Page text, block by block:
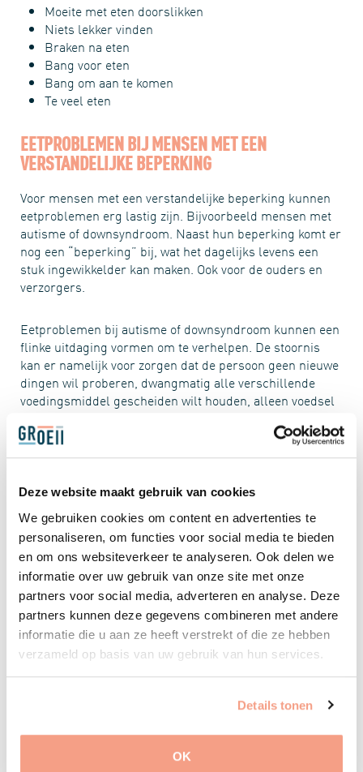
Deze website maakt gebruik van cookies
We gebruiken cookies om content en advertenties te
personaliseren, om functies voor social media te bieden
en om ons websiteverkeer te analyseren. Ook delen we
informatie over uw gebruik van onze site met onze
partners voor social media, adverteren en analyse. Deze
partners kunnen deze gegevens combineren met andere
informatie die u aan ze heeft verstrekt of die ze hebben
verzameld op basis van uw gebruik van hun services.
Details tonen
OK
Moeite met eten doorslikken
Niets lekker vinden
Braken na eten
Bang voor eten
Bang om aan te komen
Te veel eten
EETPROBLEMEN BIJ MENSEN MET EEN
VERSTANDELIJKE BEPERKING
Voor mensen met een verstandelijke beperking kunnen
eetproblemen erg lastig zijn. Bijvoorbeeld mensen met
autisme of downsyndroom. Naast hun beperking komt er
nog een “beperking” bij, wat het dagelijks levens een
stuk ingewikkelder kan maken. Ook voor de ouders en
verzorgers.
Eetproblemen bij autisme of downsyndroom kunnen een
flinke uitdaging vormen om te verhelpen. De stoornis
kan er namelijk voor zorgen dat de persoon geen nieuwe
dingen wil proberen, dwangmatig alle verschillende
voedingsmiddel gescheiden wilt houden, alleen voedsel
standvastig wel of niet wilt. Het is hierbij aan te raden
professionele hulp in te schakelen.
GROEI MEE MET GROEII
Groeii kan helpen eetproblemen bij mensen met een
verstandelijke beperking zoals autisme en
downsynsdroom te verhelpen. Groeii biedt praktische
begeleiding aan mensen die het moeilijk vinden om hun
dagelijks leven te organiseren. Wat je vraagstuk ook is,
onze hulpverleners stellen jouw wensen centraal en
doen er alles aan om de doelen die wij samen opstellen
te bereiken. Zo kunnen we je niet alleen helpen bij een
onhandelbaar kind, maar ook met:
Financiële hulp